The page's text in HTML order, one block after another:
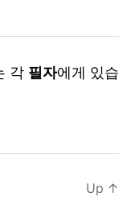
각 필자에게 있습
Up ↑